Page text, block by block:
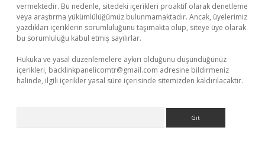
vermektedir. Bu nedenle, sitedeki içerikleri proaktif olarak denetleme
veya araştırma yükümlülüğümüz bulunmamaktadır. Ancak, üyelerimiz
yazdıkları içeriklerin sorumluluğunu taşımakta olup, siteye üye olarak
bu sorumluluğu kabul etmiş sayılırlar.
Hukuka ve yasal düzenlemelere aykırı olduğunu düşündüğünüz
içerikleri, backlinkpanelicomtr@gmail.com adresine bildirmeniz
halinde, ilgili içerikler yasal süre içerisinde sitemizden kaldırılacaktır.